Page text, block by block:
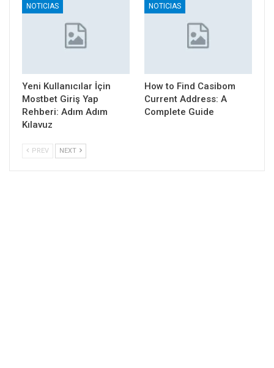
NOTICIAS
Yeni Kullanıcılar İçin
Mostbet Giriş Yap
Rehberi: Adım Adım
Kılavuz
NOTICIAS
How to Find Casibom
Current Address: A
Complete Guide
PREV NEXT